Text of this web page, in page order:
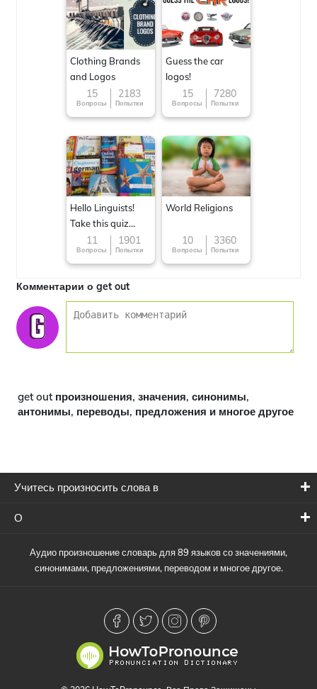
Clothing Brands
and Logos
15
Вопросы
2183
Попытки
Guess the car
logos!
15
Вопросы
7280
Попытки
Hello Linguists!
Take this quiz
now!11
Вопросы
1901
Попытки
World Religions
10
Вопросы
3360
Попытки
Комментарии о get out
get out произношения, значения, синонимы,
антонимы, переводы, предложения и многое другое
Учитесь произносить слова в
О
Аудио произношение словарь для 89 языков со значениями,
синонимами, предложениями, переводом и многое другое.